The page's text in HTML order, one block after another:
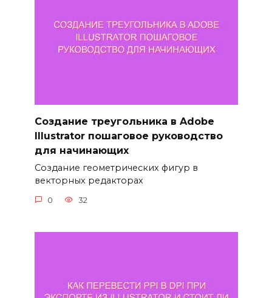
Создание треугольника в Adobe
Illustrator пошаговое руководство
для начинающих
Создание геометрических фигур в
векторных редакторах
0 32